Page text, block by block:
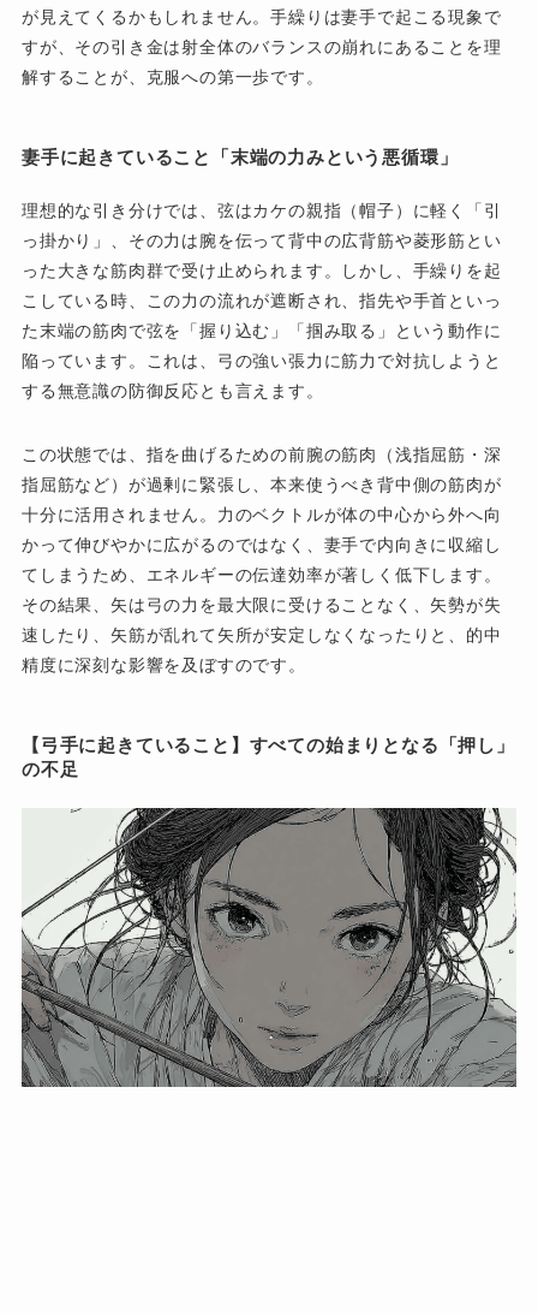
が見えてくるかもしれません。手繰りは妻手で起こる現象で
すが、その引き金は射全体のバランスの崩れにあることを理
解することが、克服への第一歩です。
妻手に起きていること「末端の力みという悪循環」
理想的な引き分けでは、弦はカケの親指（帽子）に軽く「引
っ掛かり」、その力は腕を伝って背中の広背筋や菱形筋とい
った大きな筋肉群で受け止められます。しかし、手繰りを起
こしている時、この力の流れが遮断され、指先や手首といっ
た末端の筋肉で弦を「握り込む」「掴み取る」という動作に
陥っています。これは、弓の強い張力に筋力で対抗しようと
する無意識の防御反応とも言えます。
この状態では、指を曲げるための前腕の筋肉（浅指屈筋・深
指屈筋など）が過剰に緊張し、本来使うべき背中側の筋肉が
十分に活用されません。力のベクトルが体の中心から外へ向
かって伸びやかに広がるのではなく、妻手で内向きに収縮し
てしまうため、エネルギーの伝達効率が著しく低下します。
その結果、矢は弓の力を最大限に受けることなく、矢勢が失
速したり、矢筋が乱れて矢所が安定しなくなったりと、的中
精度に深刻な影響を及ぼすのです。
【弓手に起きていること】すべての始まりとなる「押し」
の不足